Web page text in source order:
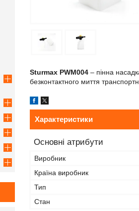
Sturmax PWM004 – пінна
безконтактного миття
Характеристики
Основні атрибути
Виробник
Країна виробник
Тип
Стан